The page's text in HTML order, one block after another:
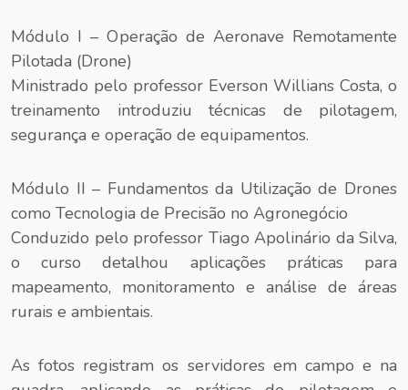
Módulo I – Operação de Aeronave Remotamente
Pilotada (Drone)
Ministrado pelo professor Everson Willians Costa, o
treinamento introduziu técnicas de pilotagem,
segurança e operação de equipamentos.
Módulo II – Fundamentos da Utilização de Drones
como Tecnologia de Precisão no Agronegócio
Conduzido pelo professor Tiago Apolinário da Silva,
o curso detalhou aplicações práticas para
mapeamento, monitoramento e análise de áreas
rurais e ambientais.
As fotos registram os servidores em campo e na